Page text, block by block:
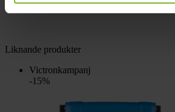
Tidigare pris:179,-
Liknande produkter
Victronkampanj
-15%